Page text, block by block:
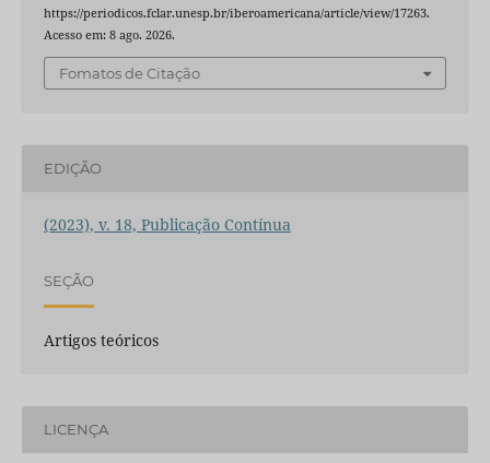
https://periodicos.fclar.unesp.br/iberoamericana/article/view/17263.
Acesso em: 8 ago. 2026.
Fomatos de Citação
EDIÇÃO
(2023), v. 18, Publicação Contínua
SEÇÃO
Artigos teóricos
LICENÇA